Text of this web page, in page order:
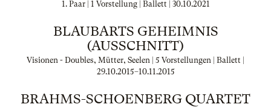
1. Paar | 1 Vorstellung | Ballett | 30.10.2021
BLAUBARTS GEHEIMNIS
(AUSSCHNITT)
Visionen - Doubles, Mütter, Seelen | 5 Vorstellungen | Ballett |
29.10.2015–10.11.2015
BRAHMS-SCHOENBERG QUARTET